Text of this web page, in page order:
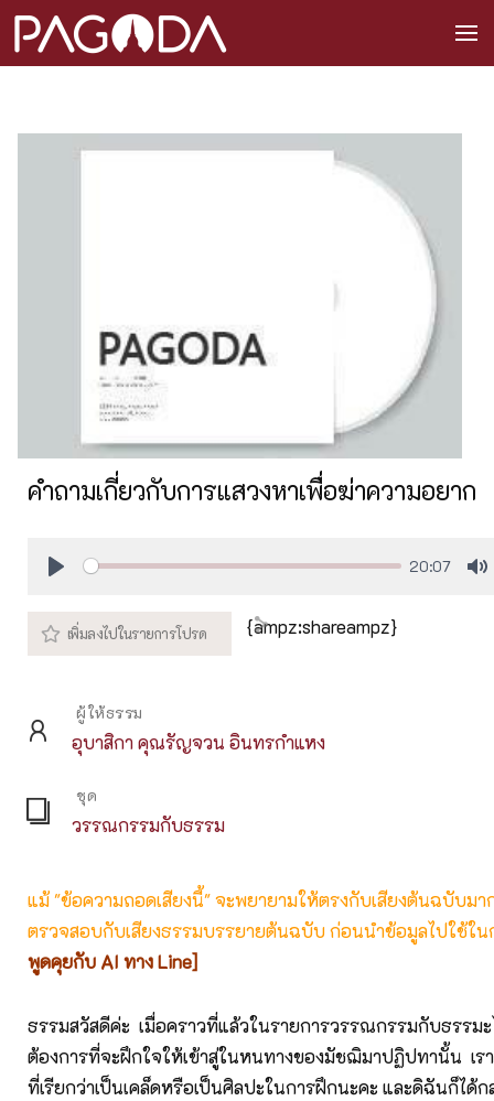
คำถามเกี่ยวกับการแสวงหาเพื่อฆ่าความอยาก
20:07
{ampz:shareampz}
ผู้ให้ธรรม
อุบาสิกา คุณรัญจวน อินทรกำแหง
ชุด
วรรณกรรมกับธรรม
แม้ "ข้อความถอดเสียงนี้" จะพยายามให้ตรงกับเสียงต้นฉบับม
ตรวจสอบกับเสียงธรรมบรรยายต้นฉบับ ก่อนนำข้อมูลไปใช้ใน
พูดคุยกับ AI ทาง Line]
ธรรมสวัสดีค่ะ เมื่อคราวที่แล้วในรายการวรรณกรรมกับธรรมะ
ต้องการที่จะฝึกใจให้เข้าสู่ในหนทางของมัชฌิมาปฏิปทานั้น เร
ที่เรียกว่าเป็นเคล็ดหรือเป็นศิลปะในการฝึกนะคะ และดิฉันก็ได้ก